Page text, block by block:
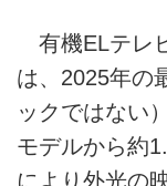
有機ELテレ
は、2025年の
ックではない
モデルから約
により外光の